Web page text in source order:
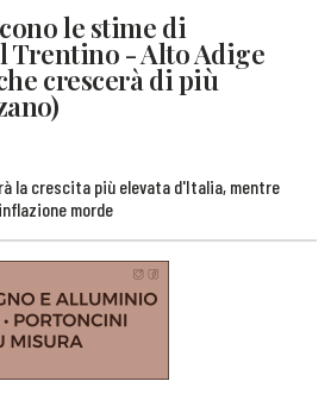
le stime di
Trentino - Alto Adige
crescerà di più
la crescita più elevata d'Italia, mentre
morde